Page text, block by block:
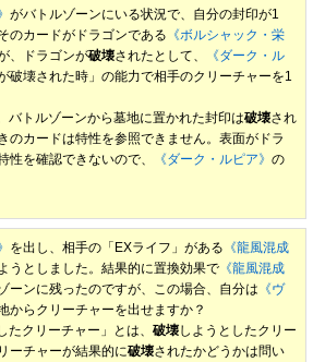
がバトルゾーンにいる状況で、自分の封印が1
のカードがドラゴンである 《ボルシャック・栄
、ドラゴンが破壊されたとして、
《ダーク・ル
破壊された時」の能力で相手のクリーチャーを1
バトルゾーンから墓地に置かれた封印は破壊され
のカードは特性を参照できません。表面がドラ
性を確認できないので、
《ダーク・ルピア》の
を出し、相手の「EXライフ」がある 《龍風混成
うとしました。結果的に置換効果で 《龍風混成
ーンに残ったのですが、この場合、自分は 《ヴ
からクリーチャーを出せますか？
たクリーチャー」とは、破壊しようとしたクリー
ーチャーが結果的に破壊されたかどうかは問い